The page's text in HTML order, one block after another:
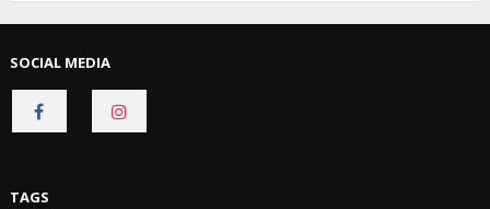
SOCIAL MEDIA
CONNECT
ON
TAGS